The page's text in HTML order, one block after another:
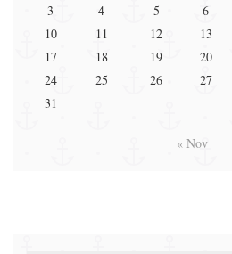
3
4 5 6
10
11 12 13
17
18 19 20
24
25 26 27
31
« Nov